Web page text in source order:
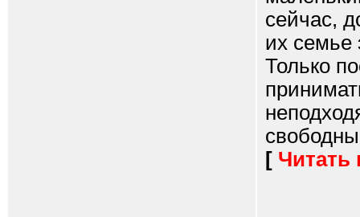
сейчас,
их семье
Только
[ Читать